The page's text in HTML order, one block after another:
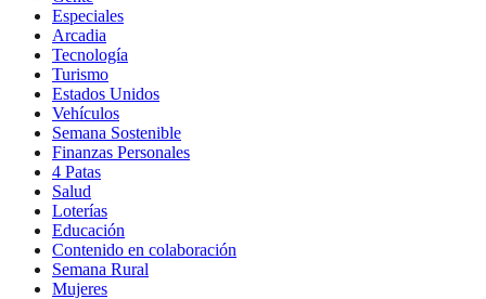
Especiales
Arcadia
Tecnología
Turismo
Estados Unidos
Vehículos
Semana Sostenible
Finanzas Personales
4 Patas
Salud
Loterías
Educación
Contenido en colaboración
Semana Rural
Mujeres